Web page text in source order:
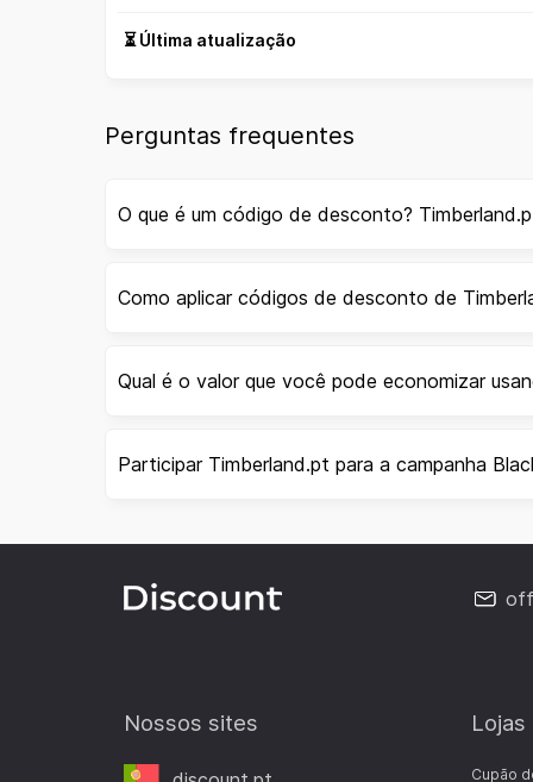
⏳ Última atualização
Perguntas frequentes
O que é um código de desconto?
Como aplicar códigos de desconto de
Qual é o valor que você pode economizar
Participar Timberland.pt para a campanha
Nossos sites
Cupão